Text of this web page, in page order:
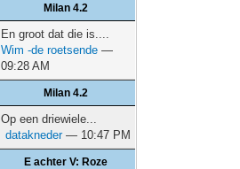
Milan 4.2
En groot dat die is....
Wim -de roetsende —
09:28 AM
Milan 4.2
Op een driewiele...
datakneder— 10:47 PM
E achter V: Roze